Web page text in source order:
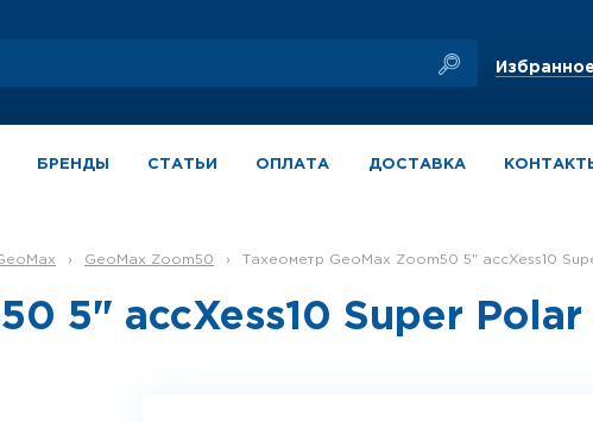
Избранное
БРЕНДЫ СТАТЬИ ОПЛАТА ДОСТАВКА
› GeoMax Zoom50 › Тахеометр GeoMax Zoom50 5" accXess10
5" accXess10 Super Polar